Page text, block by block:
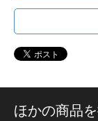
ほかの商品